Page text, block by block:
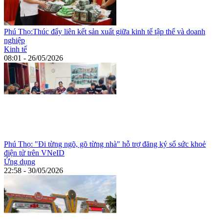
Phú Thọ:Thúc đẩy liên kết sản xuất giữa kinh tế tập thể và doanh
nghiệp
Kinh tế
08:01 - 26/05/2026
Phú Thọ: "Đi từng ngõ, gõ từng nhà" hỗ trợ đăng ký sổ sức khoẻ
điện tử trên VNeID
Ứng dụng
22:58 - 30/05/2026